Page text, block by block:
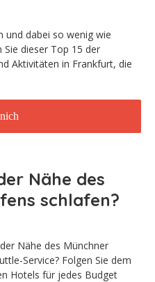
und dabei so wenig wie
dieser Top 15 der
Aktivitäten in Frankfurt, die
Nähe des
schlafen?
Nähe des Münchner
Service? Folgen Sie dem
Hotels für jedes Budget